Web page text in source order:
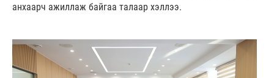
анхаарч ажиллаж байгаа талаар хэллээ.